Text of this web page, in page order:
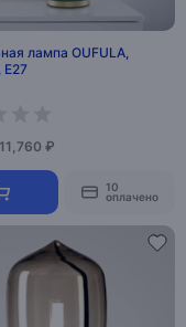
лампа OUFULA,
E27
11,760 ₽
10
оплачено